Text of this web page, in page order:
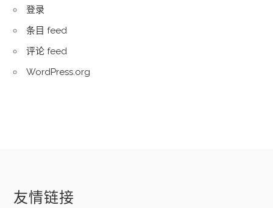
登录
条目 feed
评论 feed
WordPress.org
友情链接